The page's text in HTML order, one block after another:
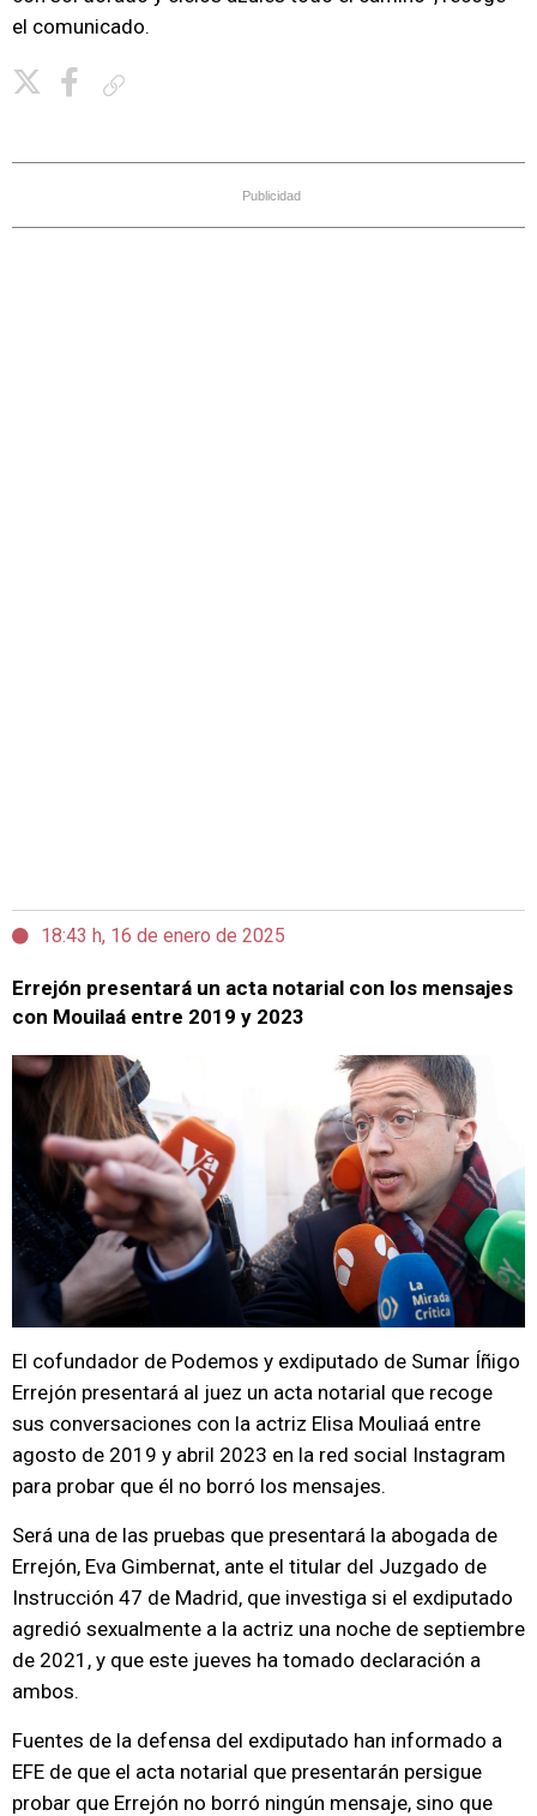
el comunicado.
Publicidad
18:43 h, 16 de enero de 2025
Errejón presentará un acta notarial con los mensajes
con Mouilaá entre 2019 y 2023
El cofundador de Podemos y exdiputado de Sumar Íñigo
Errejón presentará al juez un acta notarial que recoge
sus conversaciones con la actriz Elisa Mouliaá entre
agosto de 2019 y abril 2023 en la red social Instagram
para probar que él no borró los mensajes.
Será una de las pruebas que presentará la abogada de
Errejón, Eva Gimbernat, ante el titular del Juzgado de
Instrucción 47 de Madrid, que investiga si el exdiputado
agredió sexualmente a la actriz una noche de septiembre
de 2021, y que este jueves ha tomado declaración a
ambos.
Fuentes de la defensa del exdiputado han informado a
EFE de que el acta notarial que presentarán persigue
probar que Errejón no borró ningún mensaje, sino que